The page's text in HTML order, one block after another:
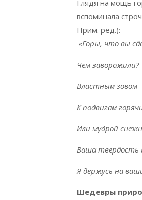
Глядя на мощь
вспоминала
Прим. ред.):
«Горы, что вы
Чем заворожили?
Властным зовом
К подвигам
Или мудрой
Ваша твердость
Я держусь на
Шедевры